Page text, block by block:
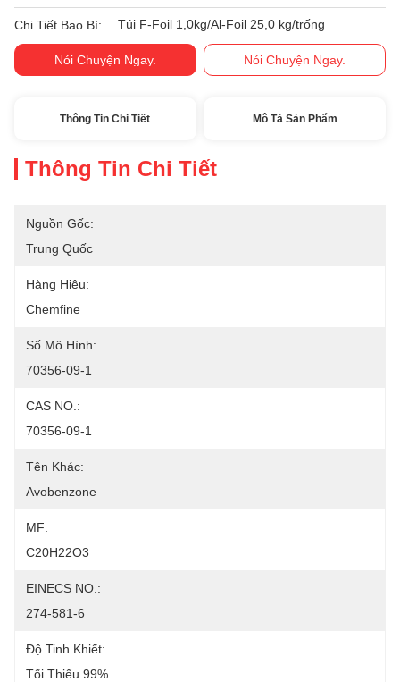
Chi Tiết Bao Bì: Túi F-Foil 1,0kg/Al-Foil 25,0 kg/trống
Nói Chuyện Ngay. Nói Chuyện Ngay.
Thông Tin Chi Tiết Mô Tả Sản Phẩm
Thông Tin Chi Tiết
Nguồn Gốc:
Trung Quốc
Hàng Hiệu:
Chemfine
Số Mô Hình:
70356-09-1
CAS NO.:
70356-09-1
Tên Khác:
Avobenzone
MF:
C20H22O3
EINECS NO.:
274-581-6
Độ Tinh Khiết:
Tối Thiểu 99%